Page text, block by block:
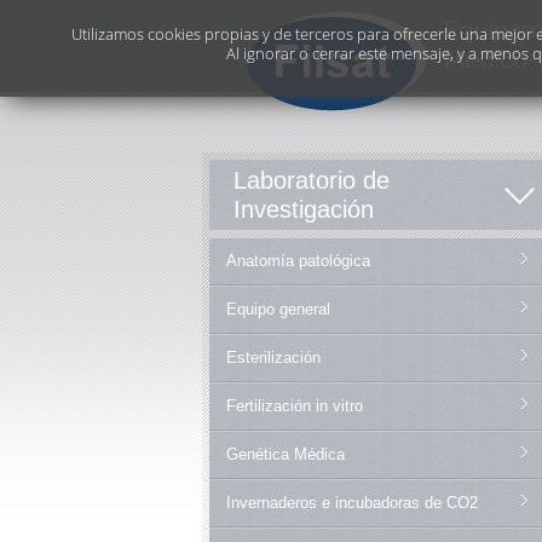
Laboratorio de
Investigación
Anatomía patológica
Equipo general
Esterilización
Fertilización in vitro
Genética Médica
Invernaderos e incubadoras de CO2
Utilizamos cookies propias y de terceros para ofrecerle una mejor
Al ignorar o cerrar este mensaje, y a menos